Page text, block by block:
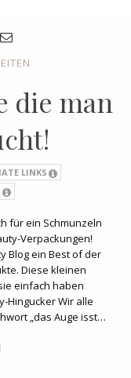
die man
LINKS
für ein Schmunzeln
Verpackungen!
Blog ein Best of der
Diese kleinen
einfach haben
Hingucker Wir alle
„das Auge isst…